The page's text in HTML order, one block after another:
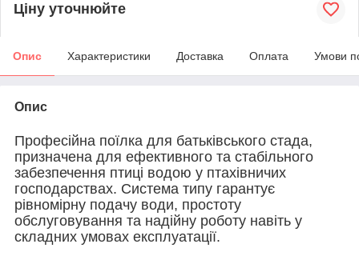
Ціну уточнюйте
Опис Характеристики Доставка Оплата Умови
Опис
Професійна поїлка для батьківського стада,
призначена для ефективного та стабільного
забезпечення птиці водою у птахівничих
господарствах. Система типу гарантує
рівномірну подачу води, простоту
обслуговування та надійну роботу навіть у
складних умовах експлуатації.